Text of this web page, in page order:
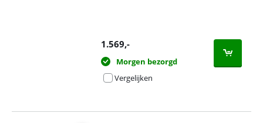
1.569,-
Morgen bezorgd
Vergelijken